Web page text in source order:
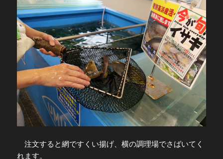
注文すると網ですくい揚げ、横の調理場でさばいてく
れます。